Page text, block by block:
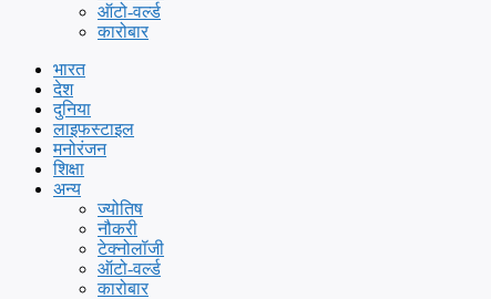
ऑटो-वर्ल्ड
कारोबार
भारत
देश
दुनिया
लाइफस्टाइल
मनोरंजन
शिक्षा
अन्य
ज्योतिष
नौकरी
टेक्नोलॉजी
ऑटो-वर्ल्ड
कारोबार